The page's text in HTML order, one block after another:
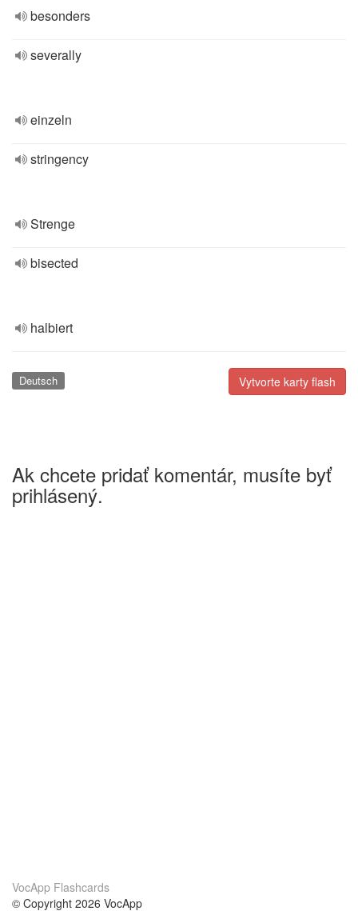
besonders
severally
einzeln
stringency
Strenge
bisected
halbiert
Vytvorte karty flash
Deutsch
Ak chcete pridať komentár, musíte byť
prihlásený.
VocApp Flashcards
© Copyright 2026 VocApp